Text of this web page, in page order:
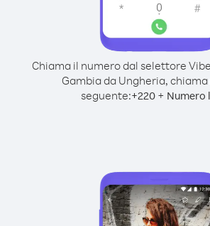
Chiama il numero dal selettore
Gambia da Ungheria,
seguente:+220+ Numero